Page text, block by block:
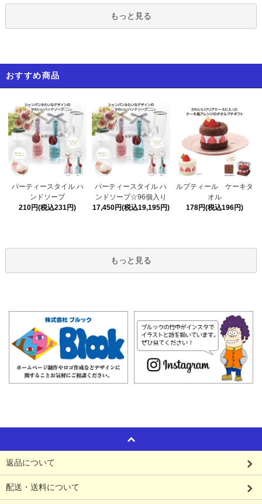
もっと見る
おすすめ商品
パーティースタイル ハ
ンドソープ
210円(税込231円)
パーティースタイル ハ
ンドソープ☆96個入り
17,450円(税込19,195円)
ルプティール ケーキタ
オル
178円(税込196円)
もっと見る
返品について
配送・送料について